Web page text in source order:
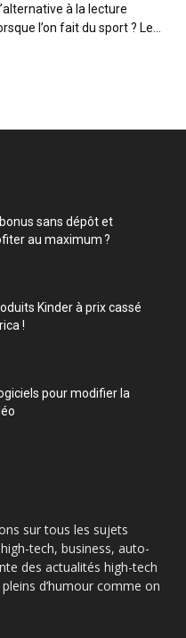
à la lecture
l’on fait du sport ? Le...
sans dépôt et
au maximum ?
Kinder à prix cassé
!
pour modifier la
sur tous les sujets
tech, business, auto-
des actualités high-tech
d’humour comme on